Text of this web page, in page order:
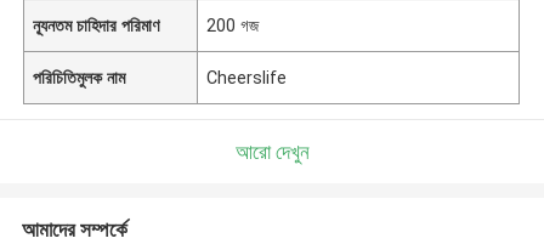
ন্যূনতম চাহিদার পরিমাণ 200 গজ
পরিচিতিমুলক নাম Cheerslife
আরো দেখুন
আমাদের সম্পর্কে